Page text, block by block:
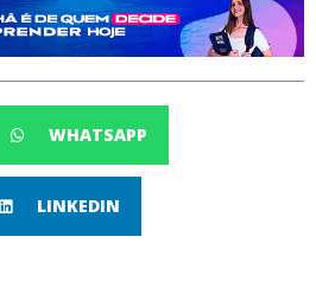
WHATSAPP
LINKEDIN